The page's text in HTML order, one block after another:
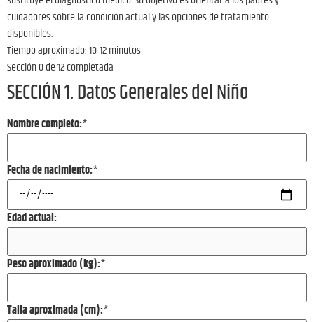
cuidadores sobre la condición actual y las opciones de tratamiento
disponibles.
Tiempo aproximado: 10-12 minutos
Sección 0 de 12 completada
SECCIÓN 1. Datos Generales del Niño
Nombre completo:*
Fecha de nacimiento:*
Edad actual:
Peso aproximado (kg):*
Talla aproximada (cm):*